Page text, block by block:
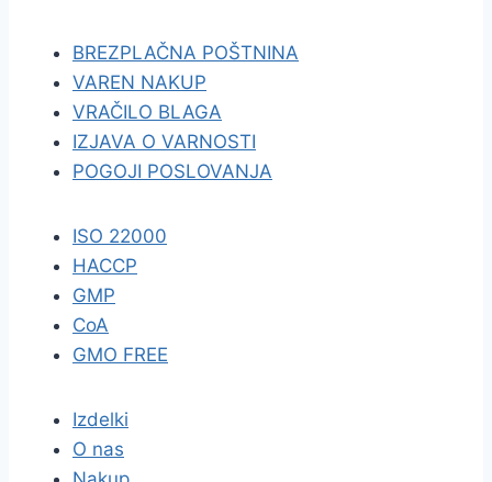
BREZPLAČNA POŠTNINA
VAREN NAKUP
VRAČILO BLAGA
IZJAVA O VARNOSTI
POGOJI POSLOVANJA
ISO 22000
HACCP
GMP
CoA
GMO FREE
Izdelki
O nas